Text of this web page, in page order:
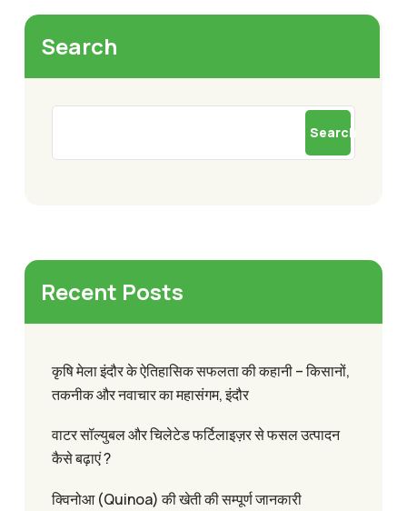
Search
Search
Recent Posts
कृषि मेला इंदौर के ऐतिहासिक सफलता की कहानी – किसानों,
तकनीक और नवाचार का महासंगम, इंदौर
वाटर सॉल्युबल और चिलेटेड फर्टिलाइज़र से फसल उत्पादन
कैसे बढ़ाएं ?
क्विनोआ (Quinoa) की खेती की सम्पूर्ण जानकारी